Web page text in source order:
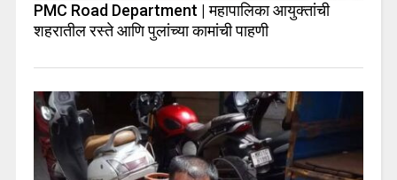
PMC Road Department | महापालिका आयुक्तांची
शहरातील रस्ते आणि पुलांच्या कामांची पाहणी